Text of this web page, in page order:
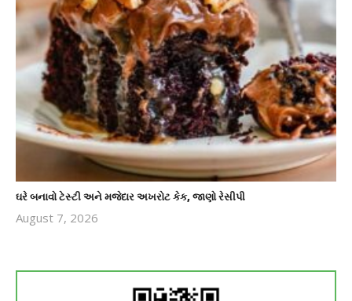
ઘરે બનાવો ટેસ્ટી અને મજેદાર અખરોટ કેક, જાણો રેસીપી
August 7, 2026